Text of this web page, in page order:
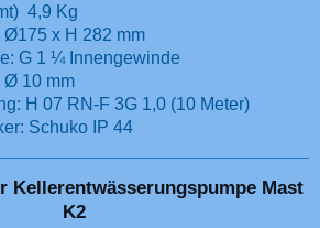
4,9 Kg
x H 282 mm
G 1 ¼ Innengewinde
Ø 10 mm
H 07 RN-F 3G 1,0 (10 Meter)
Schuko IP 44
Kellerentwässerungspumpe Mast
K2